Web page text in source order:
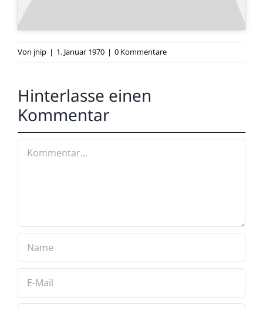
Von jnip | 1. Januar 1970 | 0 Kommentare
Hinterlasse einen
Kommentar